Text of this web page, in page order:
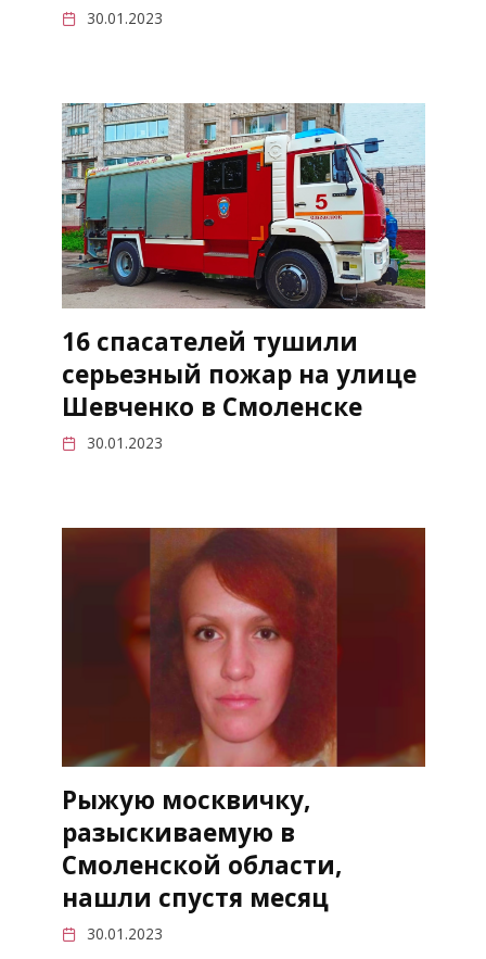
30.01.2023
16 спасателей тушили
серьезный пожар на улице
Шевченко в Смоленске
30.01.2023
Рыжую москвичку,
разыскиваемую в
Смоленской области,
нашли спустя месяц
30.01.2023